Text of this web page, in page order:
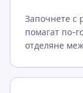
Започнете с
помагат по-
отделяне